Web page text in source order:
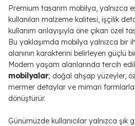
Premium tasarım mobilya, yalnızca
kullanılan malzeme kalitesi, işçilik
kullanım anlayışıyla öne çıkan özel
Bu yaklaşımda mobilya yalnızca bir
alanının karakterini belirleyen güçlü
Modern yaşam alanlarında tercih
mobilyalar; doğal ahşap yüzeyler,
mermer detaylar ve mimari formlarla
dönüştürür.
Günümüzde kullanıcılar yalnızca şık